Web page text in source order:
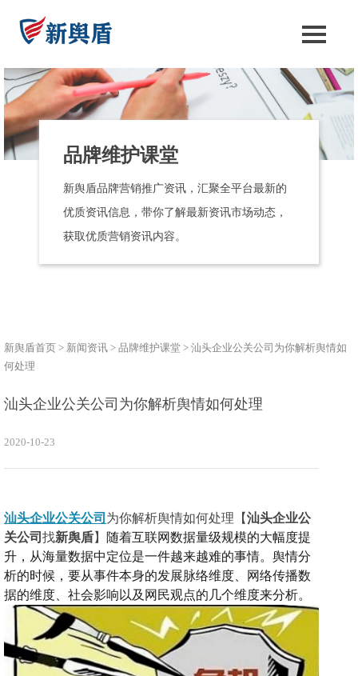
品牌维护课堂
新舆盾品牌营销推广资讯，汇聚全平台最新的
优质资讯信息，带你了解最新资讯市场动态，
获取优质营销资讯内容。
新舆盾首页 > 新闻资讯 > 品牌维护课堂 > 汕头企业公关公司为你解析舆情如
何处理
汕头企业公关公司为你解析舆情如何处理
2020-10-23
汕头企业公关公司 为你解析舆情如何处理【汕头企业公
关公司 找新舆盾】
随着互联网数据量级规模的大幅度提
升，从海量数据中定位是一件越来越难的事情。 舆情分
析的时候，要从事件本身的发展脉络维度、网络传播数
据的维度、社会影响以及网民观点的几个维度来分析。